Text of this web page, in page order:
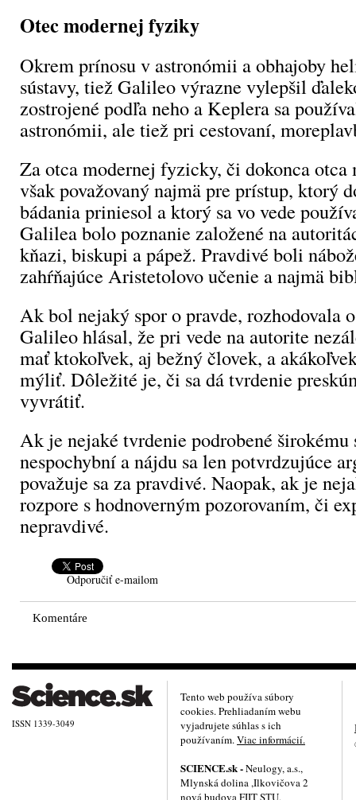
Otec modernej fyziky
Okrem prínosu v astronómii a obhajoby
sústavy, tiež Galileo výrazne vylepšil
zostrojené podľa neho a Keplera sa
astronómii, ale tiež pri cestovaní,
Za otca modernej fyzicky, či dokonca otca
však považovaný najmä pre prístup, ktorý
bádania priniesol a ktorý sa vo vede
Galilea bolo poznanie založené na
kňazi, biskupi a pápež. Pravdivé boli
zahŕňajúce Aristetolovo učenie a najmä
Ak bol nejaký spor o pravde, rozhodovala
Galileo hlásal, že pri vede na autorite
mať ktokoľvek, aj bežný človek, a
mýliť. Dôležité je, či sa dá tvrdenie
vyvrátiť.
Ak je nejaké tvrdenie podrobené
nespochybní a nájdu sa len potvrdzujúce
považuje sa za pravdivé. Naopak, ak je
rozpore s hodnoverným pozorovaním, či
nepravdivé.
Odporučiť e-mailom
Komentáre
ISSN 1339-3049
Tento web používa súbory
cookies. Prehliadaním webu
vyjadrujete súhlas s ich
používaním.Viac informácií.
SCIENCE.sk -Neulogy, a.s.,
Mlynská dolina ,Ilkovičova 2
nová budova FIIT STU,